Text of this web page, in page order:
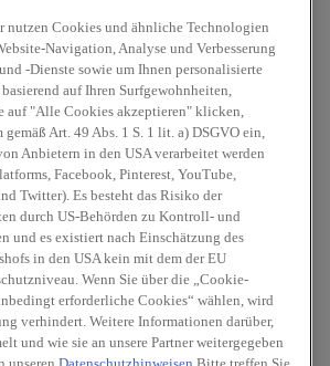
bestellbar
nutzen Cookies und ähnliche Technologien
Navigation, Analyse und Verbesserung
-Dienste sowie um Ihnen personalisierte
auf Ihren Surfgewohnheiten,
auf "Alle Cookies akzeptieren" klicken,
Art. 49 Abs. 1 S. 1 lit. a) DSGVO ein,
Anbietern in den USA verarbeitet werden
Facebook, Pinterest, YouTube,
Twitter). Es besteht das Risiko der
durch US-Behörden zu Kontroll- und
und es existiert nach Einschätzung des
in den USA kein mit dem der EU
Wenn Sie über die „Cookie-
erforderliche Cookies“ wählen, wird
verhindert. Weitere Informationen darüber,
und wie sie an unsere Partner weitergegeben